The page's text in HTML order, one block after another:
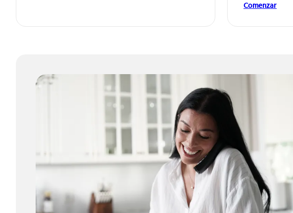
Comenzar